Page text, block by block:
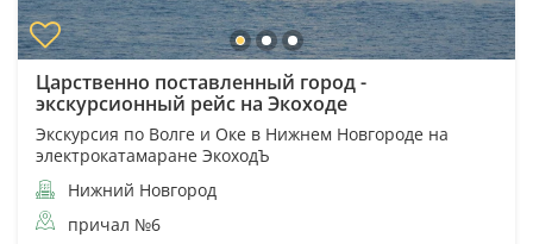
Царственно поставленный город -
экскурсионный рейс на Экоходе
Экскурсия по Волге и Оке в Нижнем Новгороде на
электрокатамаране ЭкоходЪ
Нижний Новгород
причал №6